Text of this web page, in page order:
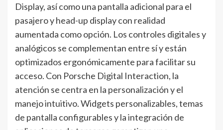
Display, así como una pantalla adicional para el
pasajero y head-up display con realidad
aumentada como opción. Los controles digitales y
analógicos se complementan entre sí y están
optimizados ergonómicamente para facilitar su
acceso. Con Porsche Digital Interaction, la
atención se centra en la personalización y el
manejo intuitivo. Widgets personalizables, temas
de pantalla configurables y la integración de